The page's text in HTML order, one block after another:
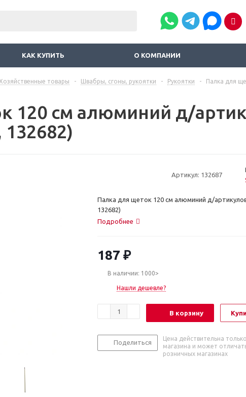
КАК КУПИТЬ О КОМПАНИИ
Хозяйственные товары - Швабры, сгоны, рукоятки - Рукоятки -
Палка для
120 см алюминий д/
132682)
Артикул: 132687
Палка для щеток 120 см алюминий д/артикулов
132682)
Подробнее
187 ₽
В наличии: 1000>
Нашли дешевле?
В корзину
Поделиться
Цена действительна
магазина и может
розничных магазинах